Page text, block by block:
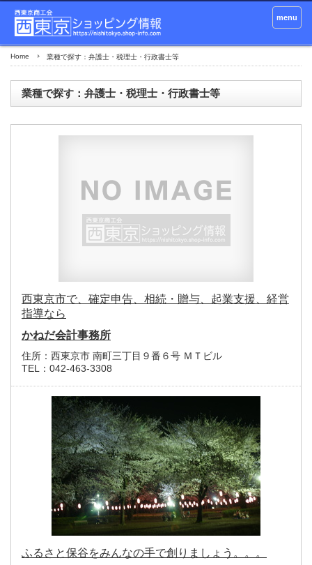
menu
Home 業種で探す：弁護士・税理士・行政書士等
業種で探す：弁護士・税理士・行政書士等
西東京市で、確定申告、相続・贈与、起業支援、経営
指導なら
かねだ会計事務所
住所： 西東京市 南町三丁目９番６号 ＭＴビル
TEL： 042-463-3308
ふるさと保谷をみんなの手で創りましょう。。。